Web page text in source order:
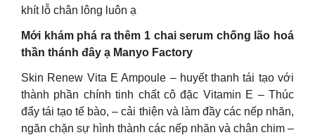
khít lỗ chân lông luôn ạ
Mới khám phá ra thêm 1 chai serum chống lão hoá
thần thánh đây ạ Manyo Factory
Skin Renew Vita E Ampoule – huyết thanh tái tạo với
thành phần chính tinh chất cô đặc Vitamin E – Thúc
đẩy tái tạo tế bào, – cải thiện và làm đầy các nếp nhăn,
ngăn chặn sự hình thành các nếp nhăn và chân chim –